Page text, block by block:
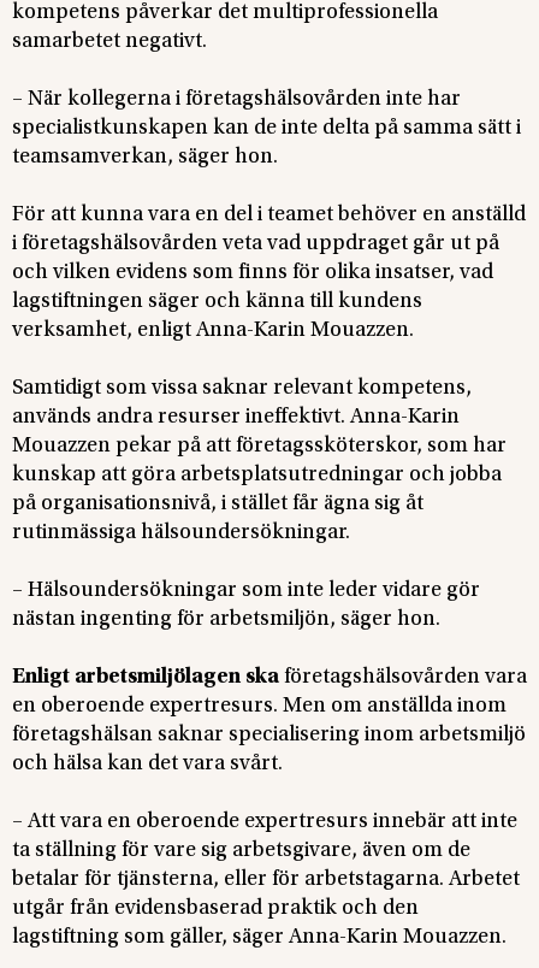
kompetens påverkar det multiprofessionella
samarbetet negativt.
– När kollegerna i företagshälsovården inte har
specialistkunskapen kan de inte delta på samma sätt i
teamsamverkan, säger hon.
För att kunna vara en del i teamet behöver en anställd
i företagshälsovården veta vad uppdraget går ut på
och vilken evidens som finns för olika insatser, vad
lagstiftningen säger och känna till kundens
verksamhet, enligt Anna-Karin Mouazzen.
Samtidigt som vissa saknar relevant kompetens,
används andra resurser ineffektivt. Anna-Karin
Mouazzen pekar på att företagssköterskor, som har
kunskap att göra arbetsplatsutredningar och jobba
på organisationsnivå, i stället får ägna sig åt
rutinmässiga hälsoundersökningar.
– Hälsoundersökningar som inte leder vidare gör
nästan ingenting för arbetsmiljön, säger hon.
Enligt arbetsmiljölagen ska företagshälsovården vara
en oberoende expertresurs. Men om anställda inom
företagshälsan saknar specialisering inom arbetsmiljö
och hälsa kan det vara svårt.
– Att vara en oberoende expertresurs innebär att inte
ta ställning för vare sig arbetsgivare, även om de
betalar för tjänsterna, eller för arbetstagarna. Arbetet
utgår från evidensbaserad praktik och den
lagstiftning som gäller, säger Anna-Karin Mouazzen.